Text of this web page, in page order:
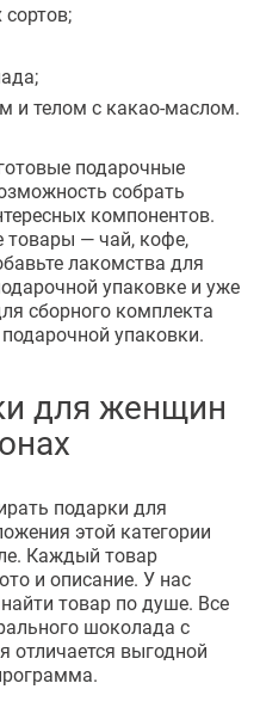
и телом с какао-маслом.
подарочные
собрать
компонентов.
товары — чай, кофе,
лакомства для
упаковке и уже
сборного комплекта
упаковки.
для женщин
подарки для
этой категории
Каждый товар
и описание. У нас
товар по душе. Все
шоколада с
отличается выгодной